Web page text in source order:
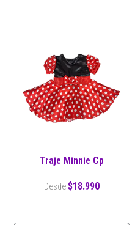
Traje Minnie Cp
Desde$18.990